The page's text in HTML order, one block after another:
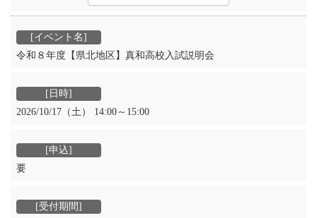
令和８年度【県北地区】真和高校入試説明会
2026/10/17（土） 14:00～15:00
要